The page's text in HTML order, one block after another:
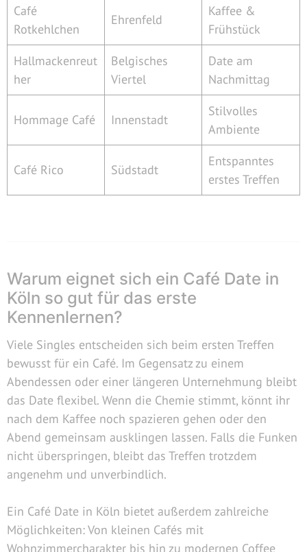
Café
Rotkehlchen
Ehrenfeld
Kaffee &
Frühstück
Hallmackenreut
her
Belgisches
Viertel
Date am
Nachmittag
Hommage Café Innenstadt
Stilvolles
Ambiente
Café Rico Südstadt
Entspanntes
erstes Treffen
Warum eignet sich ein Café Date in
Köln so gut für das erste
Kennenlernen?
Viele Singles entscheiden sich beim ersten Treffen
bewusst für ein Café. Im Gegensatz zu einem
Abendessen oder einer längeren Unternehmung bleibt
das Date flexibel. Wenn die Chemie stimmt, könnt ihr
nach dem Kaffee noch spazieren gehen oder den
Abend gemeinsam ausklingen lassen. Falls die Funken
nicht überspringen, bleibt das Treffen trotzdem
angenehm und unverbindlich.
Ein Café Date in Köln bietet außerdem zahlreiche
Möglichkeiten: Von kleinen Cafés mit
Wohnzimmercharakter bis hin zu modernen Coffee